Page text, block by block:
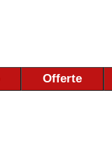
Offerte